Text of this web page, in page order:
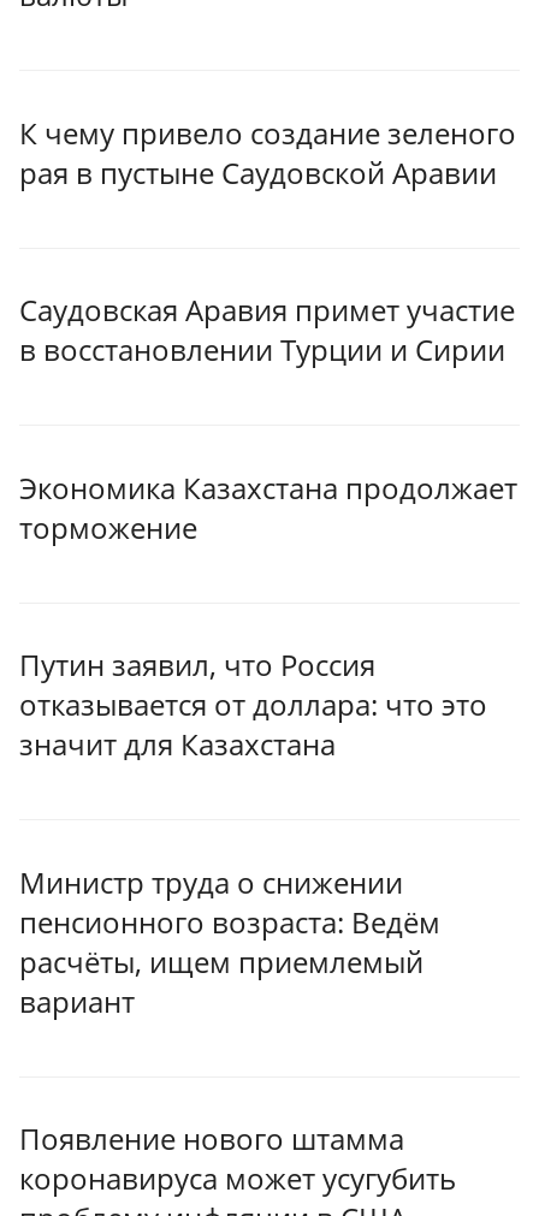
К чему привело создание зеленого
рая в пустыне Саудовской Аравии
Саудовская Аравия примет участие
в восстановлении Турции и Сирии
Экономика Казахстана продолжает
торможение
Путин заявил, что Россия
отказывается от доллара: что это
значит для Казахстана
Министр труда о снижении
пенсионного возраста: Ведём
расчёты, ищем приемлемый
вариант
Появление нового штамма
коронавируса может усугубить